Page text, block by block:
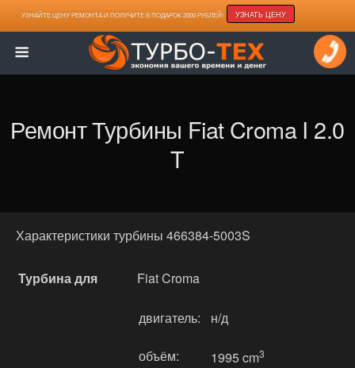
УЗНАЙТЕ ЦЕНУ РЕМОНТА И ПОЛУЧИТЕ В ПОДАРОК 2000 РУБЛЕЙ! УЗНАТЬ ЦЕНУ
Ремонт Турбины Fiat Croma I 2.0
T
Характеристики турбины 466384-5003S
Турбина для Fiat Croma
двигатель: н/д
объём: 1995 cm3